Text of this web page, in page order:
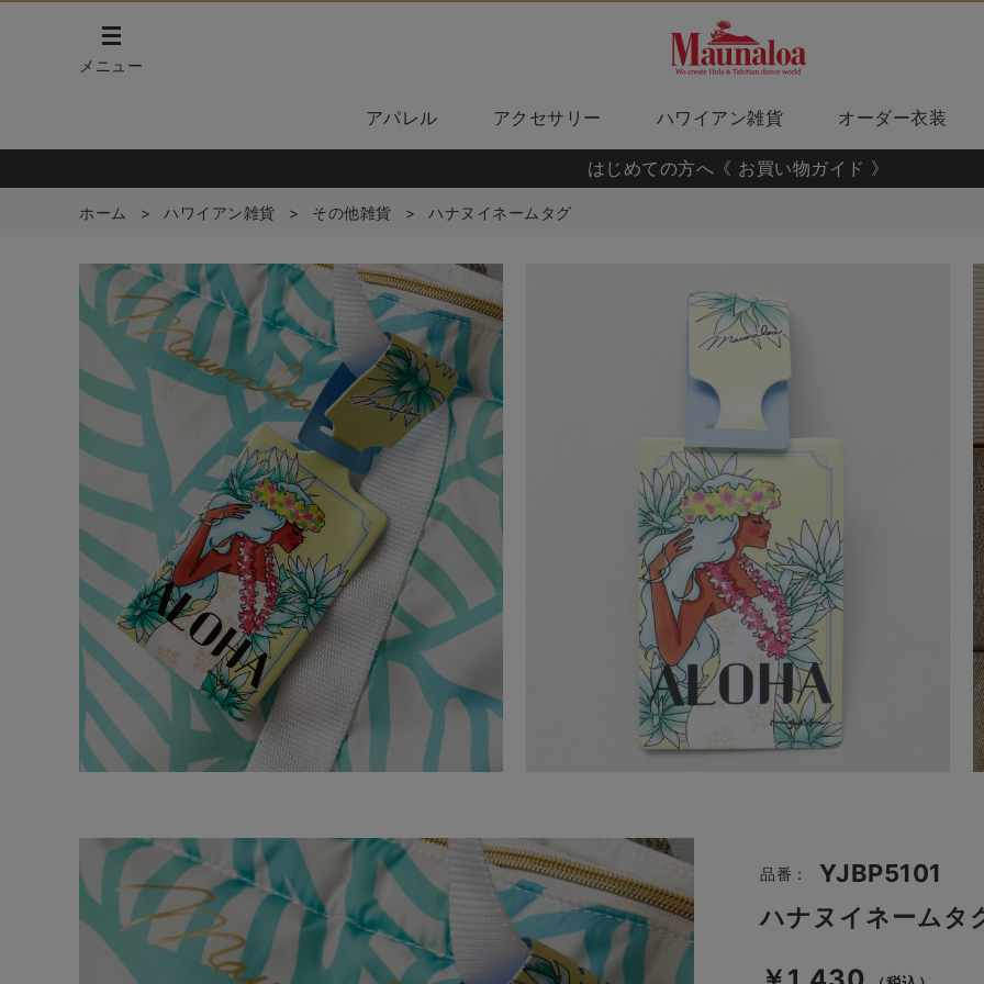
メニュー
アパレル アクセサリー ハワイアン雑貨 オーダー衣装
はじめての方へ《 お買い物ガイド 》
ホーム > ハワイアン雑貨 > その他雑貨 > ハナヌイネームタグ
品番：
YJBP5101
ハナヌイネームタ